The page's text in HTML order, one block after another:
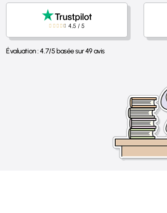
4,5 / 5
Évaluation :4.7/5 basée sur49avis